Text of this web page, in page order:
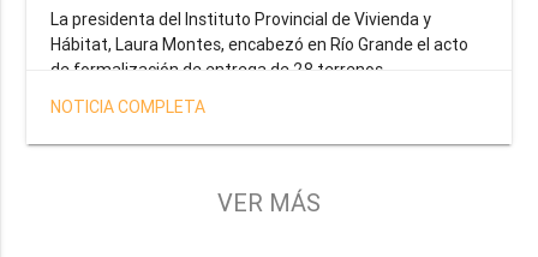
La presidenta del Instituto Provincial de Vivienda y
Hábitat, Laura Montes, encabezó en Río Grande el acto
de formalización de entrega de 28 terrenos
correspondientes a la operatoria especial anunciada por
el Gobernador Gustavo Melella, la cual tiene como
objetivo brindar una solución habitacional a docentes,
Provincia y del Servicio Penitenciario.
NOTICIA COMPLETA
VER MÁS